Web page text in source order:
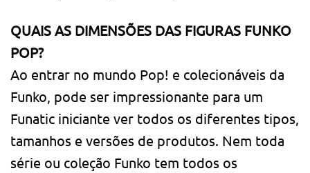
QUAIS AS DIMENSÕES DAS FIGURAS FUNKO
POP?
Ao entrar no mundo Pop! e colecionáveis da
Funko, pode ser impressionante para um
Funatic iniciante ver todos os diferentes tipos,
tamanhos e versões de produtos. Nem toda
série ou coleção Funko tem todos os